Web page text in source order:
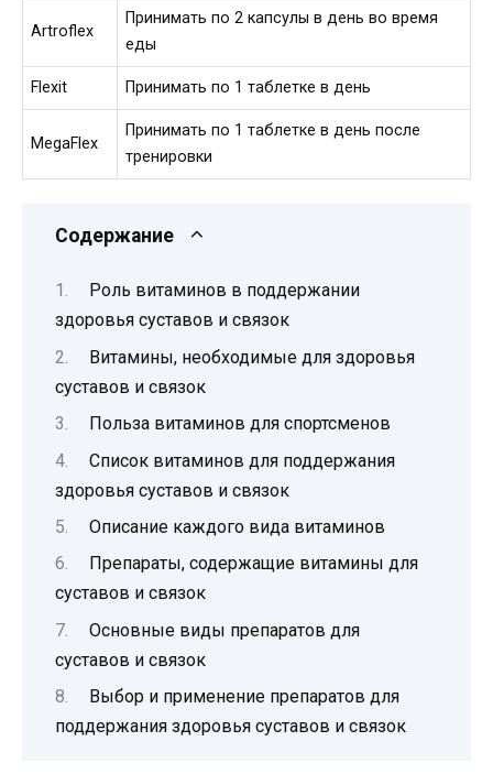
Artroflex
Принимать по 2 капсулы в день во время
еды
Flexit Принимать по 1 таблетке в день
MegaFlex
Принимать по 1 таблетке в день после
тренировки
Содержание
Роль витаминов в поддержании
здоровья суставов и связок
Витамины, необходимые для здоровья
суставов и связок
Польза витаминов для спортсменов
Список витаминов для поддержания
здоровья суставов и связок
Описание каждого вида витаминов
Препараты, содержащие витамины для
суставов и связок
Основные виды препаратов для
суставов и связок
Выбор и применение препаратов для
поддержания здоровья суставов и связок